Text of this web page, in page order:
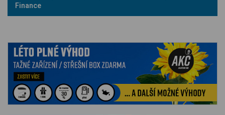
Finance